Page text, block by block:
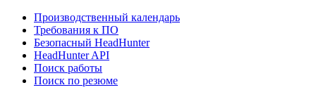
Производственный календарь
Требования к ПО
Безопасный HeadHunter
HeadHunter API
Поиск работы
Поиск по резюме